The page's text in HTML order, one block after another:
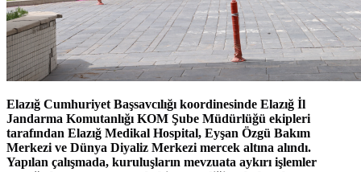
Elazığ Cumhuriyet Başsavcılığı koordinesinde Elazığ İl
Jandarma Komutanlığı KOM Şube Müdürlüğü ekipleri
tarafından Elazığ Medikal Hospital, Eyşan Özgü Bakım
Merkezi ve Dünya Diyaliz Merkezi mercek altına alındı.
Yapılan çalışmada, kuruluşların mevzuata aykırı işlemler